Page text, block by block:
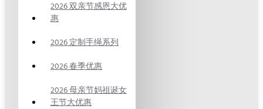
2026 双亲节感恩大优
惠
2026 定制手绳系列
2026 春季优惠
2026 母亲节妈祖诞女
王节大优惠